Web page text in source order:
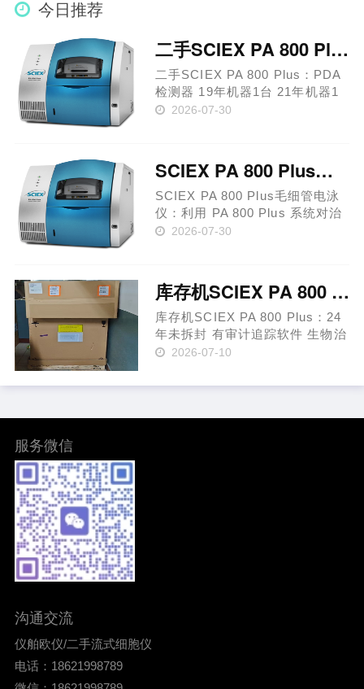
今日推荐
二手SCIEX PA 800 Plus：PDA检测器
二手SCIEX PA 800 Plus：PDA
检测器 19年机器1台 21年机器1
台 生物治疗性药物的变化不仅会
析系统，您可以自信地确保生物
制……
2026-07-30
SCIEX PA 800 Plus毛细管电泳仪：系统对治疗性蛋白进行可靠表征
SCIEX PA 800 Plus毛细管电泳
仪：利用 PA 800 Plus 系统对治
疗性蛋白进行可靠表征 一致且合
治疗的安全性和有效性，还会影
响研发及生产单位的声誉。
借……
2026-07-30
库存机SCIEX PA 800 Plus：24年未拆封
库存机SCIEX PA 800 Plus：24
年未拆封 有审计追踪软件 生物治
疗性药物的变化不仅会影响患者
响研发及生产单位的声誉。借助
可以自信地确保生物制品取
2026-07-10
服务微信
沟通交流
仪舶欧仪/二手流式细胞仪
电话：18621998789